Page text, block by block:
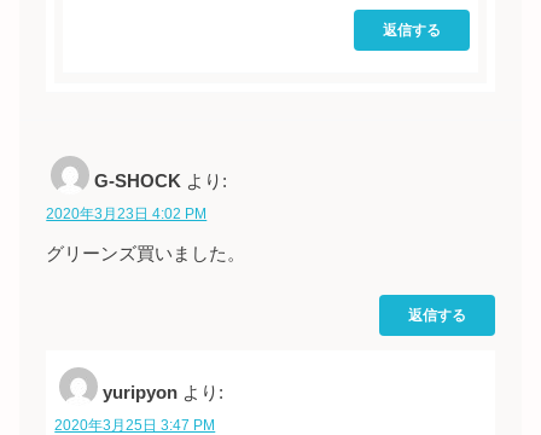
返信する
G-SHOCK より:
2020年3月23日 4:02 PM
グリーンズ買いました。
返信する
yuripyon より:
2020年3月25日 3:47 PM